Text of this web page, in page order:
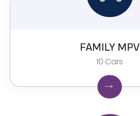
FAMILY MPV​
10 Cars